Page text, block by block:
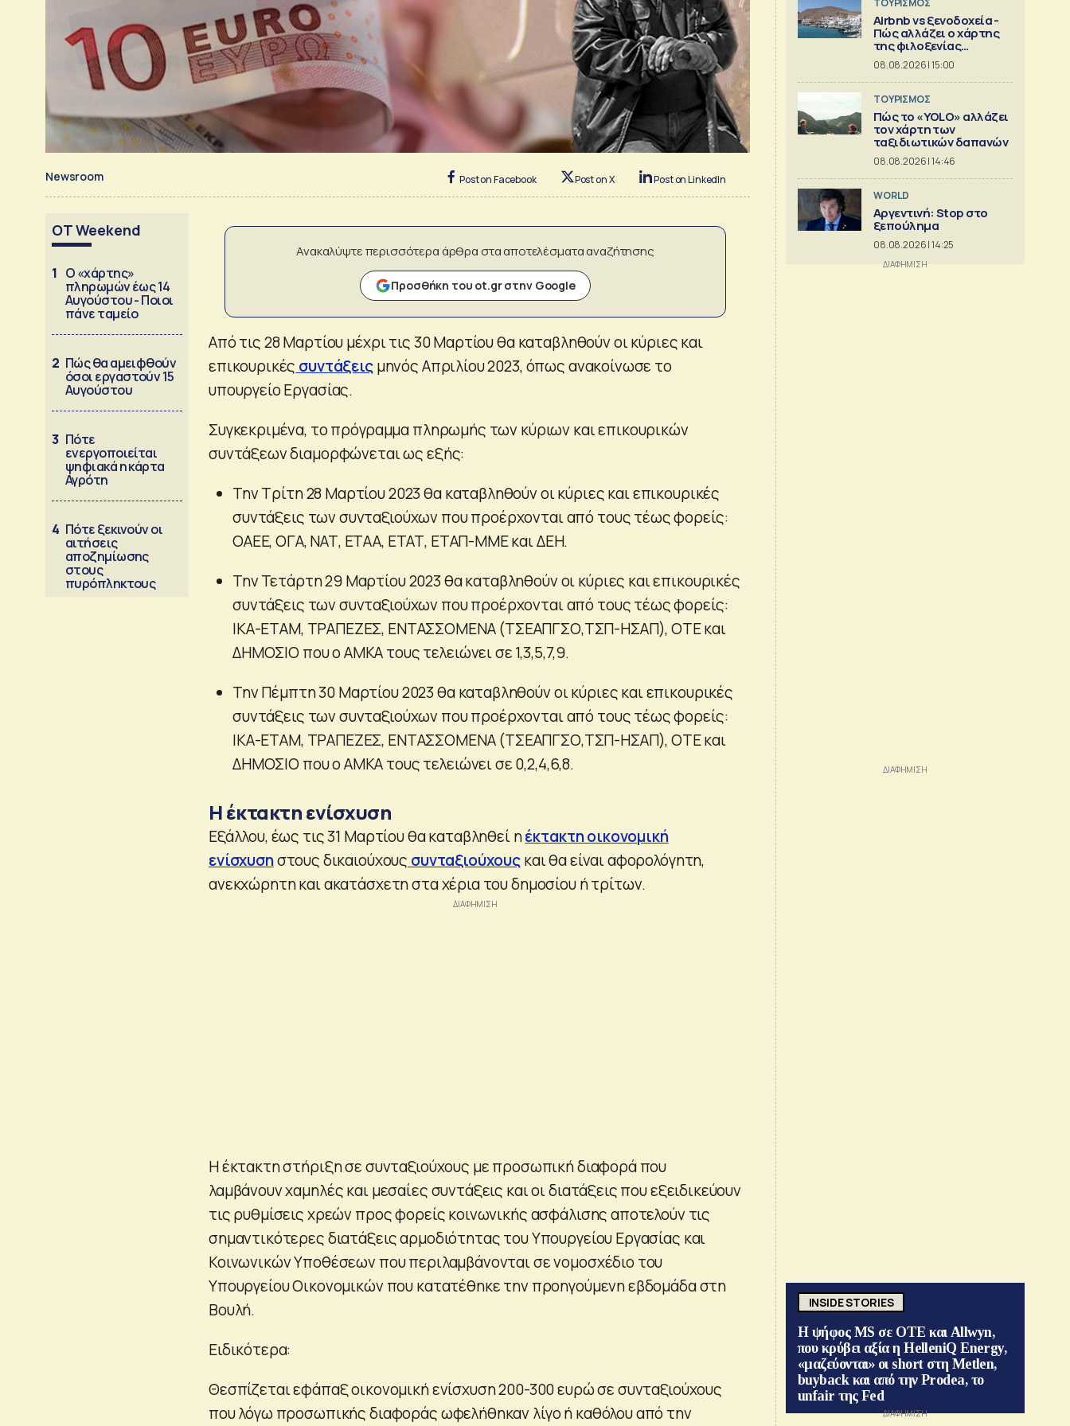
Newsroom Post on Facebook Post on X Post on LinkedIn
OT Weekend
1 Ο «χάρτης»
πληρωμών έως 14
Αυγούστου - Ποιοι
πάνε ταμείο
2 Πώς θα αμειφθούν
όσοι εργαστούν 15
Αυγούστου
3 Πότε
ενεργοποιείται
ψηφιακά η κάρτα
Αγρότη
4 Πότε ξεκινούν οι
αιτήσεις
αποζημίωσης
στους
πυρόπληκτους
Ανακαλύψτε περισσότερα άρθρα στα αποτελέσματα αναζήτησης
Προσθήκη του ot.gr στην Google
Από τις 28 Μαρτίου μέχρι τις 30 Μαρτίου θα καταβληθούν οι κύριες και
επικουρικές συντάξειςμηνός Απριλίου 2023, όπως ανακοίνωσε το
υπουργείο Εργασίας.
Συγκεκριμένα, το πρόγραμμα πληρωμής των κύριων και επικουρικών
συντάξεων διαμορφώνεται ως εξής:
Την Tρίτη 28 Μαρτίου 2023 θα καταβληθούν οι κύριες και επικουρικές
συντάξεις των συνταξιούχων που προέρχονται από τους τέως φορείς:
ΟΑΕΕ, ΟΓΑ, ΝΑΤ, ΕΤΑΑ, ΕΤΑΤ, ΕΤΑΠ-ΜΜΕ και ΔΕΗ.
Την Τετάρτη 29 Μαρτίου 2023 θα καταβληθούν οι κύριες και επικουρικές
συντάξεις των συνταξιούχων που προέρχονται από τους τέως φορείς:
ΙΚΑ-ΕΤΑΜ, ΤΡΑΠΕΖΕΣ, ΕΝΤΑΣΣΟΜΕΝΑ (ΤΣΕΑΠΓΣΟ,ΤΣΠ-ΗΣΑΠ), ΟΤΕ και
ΔΗΜΟΣΙΟ που ο ΑΜΚΑ τους τελειώνει σε 1,3,5,7,9.
Την Πέμπτη 30 Μαρτίου 2023 θα καταβληθούν οι κύριες και επικουρικές
συντάξεις των συνταξιούχων που προέρχονται από τους τέως φορείς:
ΙΚΑ-ΕΤΑΜ, ΤΡΑΠΕΖΕΣ, ΕΝΤΑΣΣΟΜΕΝΑ (ΤΣΕΑΠΓΣΟ,ΤΣΠ-ΗΣΑΠ), ΟΤΕ και
ΔΗΜΟΣΙΟ που ο ΑΜΚΑ τους τελειώνει σε 0,2,4,6,8.
Η έκτακτη ενίσχυση
Εξάλλου, έως τις 31 Μαρτίου θα καταβληθεί ηέκτακτη οικονομική
ενίσχυσηστους δικαιούχους συνταξιούχουςκαι θα είναι αφορολόγητη,
ανεκχώρητη και ακατάσχετη στα χέρια του δημοσίου ή τρίτων.
Η έκτακτη στήριξη σε συνταξιούχους με προσωπική διαφορά που
λαμβάνουν χαμηλές και μεσαίες συντάξεις και οι διατάξεις που εξειδικεύουν
τις ρυθμίσεις χρεών προς φορείς κοινωνικής ασφάλισης αποτελούν τις
σημαντικότερες διατάξεις αρμοδιότητας του Υπουργείου Εργασίας και
Κοινωνικών Υποθέσεων που περιλαμβάνονται σε νομοσχέδιο του
Υπουργείου Οικονομικών που κατατέθηκε την προηγούμενη εβδομάδα στη
Βουλή.
Ειδικότερα:
Θεσπίζεται εφάπαξ οικονομική ενίσχυση 200-300 ευρώ σε συνταξιούχους
που λόγω προσωπικής διαφοράς ωφελήθηκαν λίγο ή καθόλου από την
ΤΟΥΡΙΣΜΟΣ
Airbnb vs ξενοδοχεία -
Πώς αλλάζει ο χάρτης
της φιλοξενίας
[γραφήματα]
08.08.2026 | 15:00
ΤΟΥΡΙΣΜΟΣ
Πώς το «YOLO» αλλάζει
τον χάρτη των
ταξιδιωτικών δαπανών
08.08.2026 | 14:46
WORLD
Αργεντινή: Stop στο
ξεπούλημα
08.08.2026 | 14:25
INSIDE STORIES
Η ψήφος MS σε ΟΤΕ και Allwyn,
που κρύβει αξία η HelleniQ Energy,
«μαζεύονται» οι short στη Metlen,
buyback και από την Prodea, το
unfair της Fed